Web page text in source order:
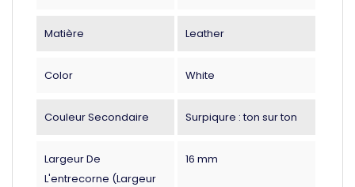
Matière Leather
Color White
Couleur Secondaire Surpiqure : ton sur ton
Largeur De
L'entrecorne (largeur
16 mm